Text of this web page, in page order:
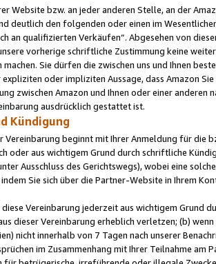
Website bzw. an jeder anderen Stelle, an der
deutlich den folgenden oder einen im
an qualifizierten Verkäufen“. Abgesehen von
vorherige schriftliche Zustimmung keine
Sie dürfen die zwischen uns und Ihnen
expliziten oder impliziten Aussage, dass Amazon
zwischen Amazon und Ihnen oder einer
ausdrücklich gestattet ist.
Kündigung
Vereinbarung beginnt mit Ihrer Anmeldung für die
oder aus wichtigem Grund durch schriftliche
Ausschluss des Gerichtswegs), wobei eine
Sie sich über die Partner-Website in Ihrem
diese Vereinbarung jederzeit aus wichtigem Grund
dieser Vereinbarung erheblich verletzen; (b)
nicht innerhalb von 7 Tagen nach unserer
im Zusammenhang mit Ihrer Teilnahme am